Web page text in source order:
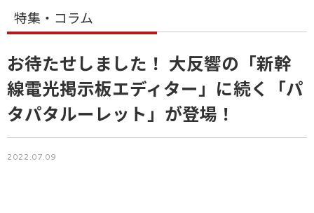
特集・コラム
お待たせしました！ 大反響の「新幹
線電光掲示板エディター」に続く「パ
タパタルーレット」が登場！
2022.07.09